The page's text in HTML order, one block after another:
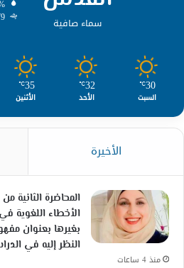
سماء صافية
30
℃
السبت
32
℃
الأحد
35
℃
الأثنين
الأخيرة
المحاضرة الثانية
الأخطاء اللغوية
بغيرها بعنوان
النظر إليه في
منذ 4 ساعات